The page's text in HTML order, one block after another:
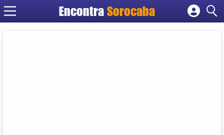
EncontraSorocaba
Cadastrar empresa